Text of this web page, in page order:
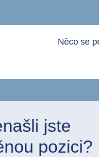
Něco se
jste
pozici?